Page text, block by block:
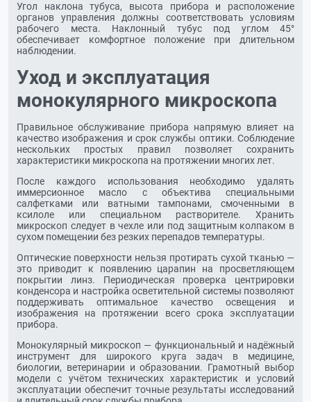
Угол наклона тубуса, высота прибора и расположение
органов управления должны соответствовать условиям
рабочего места. Наклонный тубус под углом 45°
обеспечивает комфортное положение при длительном
наблюдении.
Уход и эксплуатация
монокулярного микроскопа
Правильное обслуживание прибора напрямую влияет на
качество изображения и срок службы оптики. Соблюдение
нескольких простых правил позволяет сохранить
характеристики микроскопа на протяжении многих лет.
После каждого использования необходимо удалять
иммерсионное масло с объектива специальными
салфетками или ватными тампонами, смоченными в
ксилоле или специальном растворителе. Хранить
микроскоп следует в чехле или под защитным колпаком в
сухом помещении без резких перепадов температуры.
Оптические поверхности нельзя протирать сухой тканью —
это приводит к появлению царапин на просветляющем
покрытии линз. Периодическая проверка центрировки
конденсора и настройка осветительной системы позволяют
поддерживать оптимальное качество освещения и
изображения на протяжении всего срока эксплуатации
прибора.
Монокулярный микроскоп — функциональный и надёжный
инструмент для широкого круга задач в медицине,
биологии, ветеринарии и образовании. Грамотный выбор
модели с учётом технических характеристик и условий
эксплуатации обеспечит точные результаты исследований